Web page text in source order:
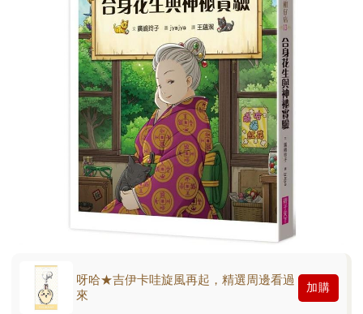
呀哈★吉伊卡哇旋風再起，精選周邊看過
來
加購